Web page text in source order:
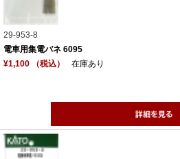
29-953-8
電車用集電バネ 6095
¥1,100 （税込）
在庫あり